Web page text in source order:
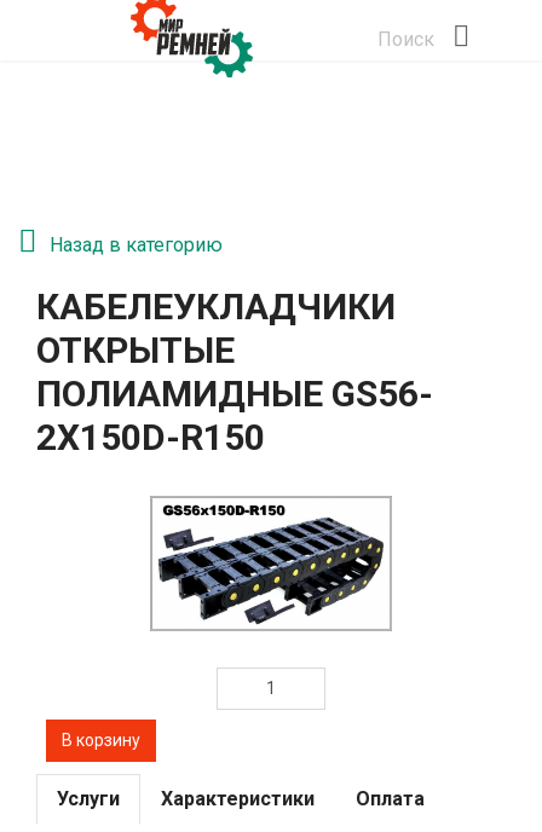
Поиск
Назад в категорию
КАБЕЛЕУКЛАДЧИКИ
ОТКРЫТЫЕ
ПОЛИАМИДНЫЕ GS56-
2Х150D-R150
Услуги Характеристики Оплата